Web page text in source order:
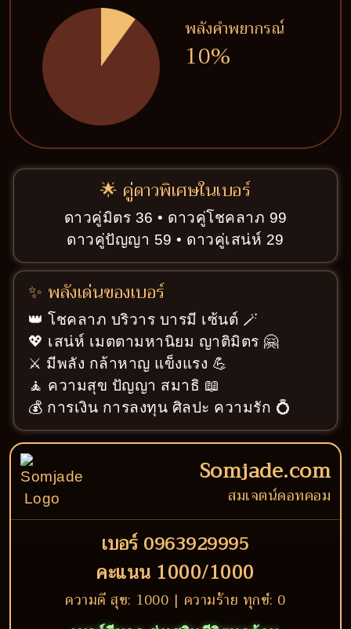
พลังคำพยากรณ์
10%
🌟 คู่ดาวพิเศษในเบอร์
ดาวคู่มิตร 36 • ดาวคู่โชคลาภ 99
ดาวคู่ปัญญา 59 • ดาวคู่เสน่ห์ 29
✨ พลังเด่นของเบอร์
👑 โชคลาภ บริวาร บารมี เซ้นต์ 🪄
💖 เสน่ห์ เมตตามหานิยม ญาติมิตร 🤗
⚔️ มีพลัง กล้าหาญ แข็งแรง 💪
🧘 ความสุข ปัญญา สมาธิ 📖
💰 การเงิน การลงทุน ศิลปะ ความรัก 💍
Somjade.com
สมเจตน์ดอทคอม
เบอร์ 0963929995
คะแนน 1000/1000
ความดี สุข: 1000 | ความร้าย ทุกข์: 0